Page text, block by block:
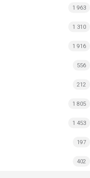
1 963
1 310
1 916
556
212
1 805
1 453
197
402